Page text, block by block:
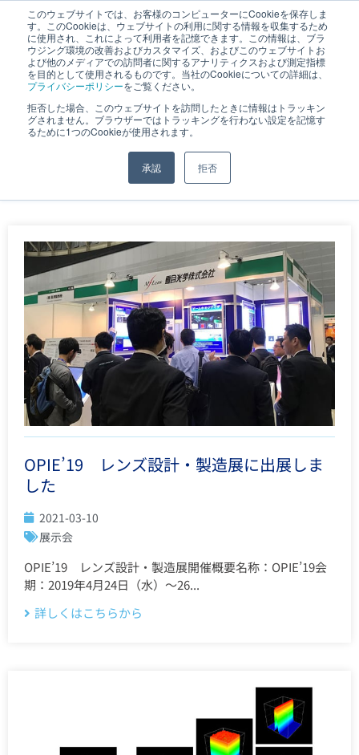
このウェブサイトでは、お客様のコンピューターにCookieを保存しま
す。このCookieは、ウェブサイトの利用に関する情報を収集するため
に使用され、これによって利用者を記憶できます。この情報は、ブラ
ウジング環境の改善およびカスタマイズ、およびこのウェブサイトお
よび他のメディアでの訪問者に関するアナリティクスおよび測定指標
を目的として使用されるものです。当社のCookieについての詳細は、
プライバシーポリシーをご覧ください。
拒否した場合、このウェブサイトを訪問したときに情報はトラッキン
グされません。ブラウザーではトラッキングを行わない設定を記憶す
るために1つのCookieが使用されます。
承認 拒否
JP｜EN
3月 10, 2021
OPIE’19 レンズ設計・製造展に出展しま
した
2021-03-10
展示会
OPIE’19 レンズ設計・製造展開催概要名称：OPIE’19会
期：2019年4月24日（水）～26...
詳しくはこちらから